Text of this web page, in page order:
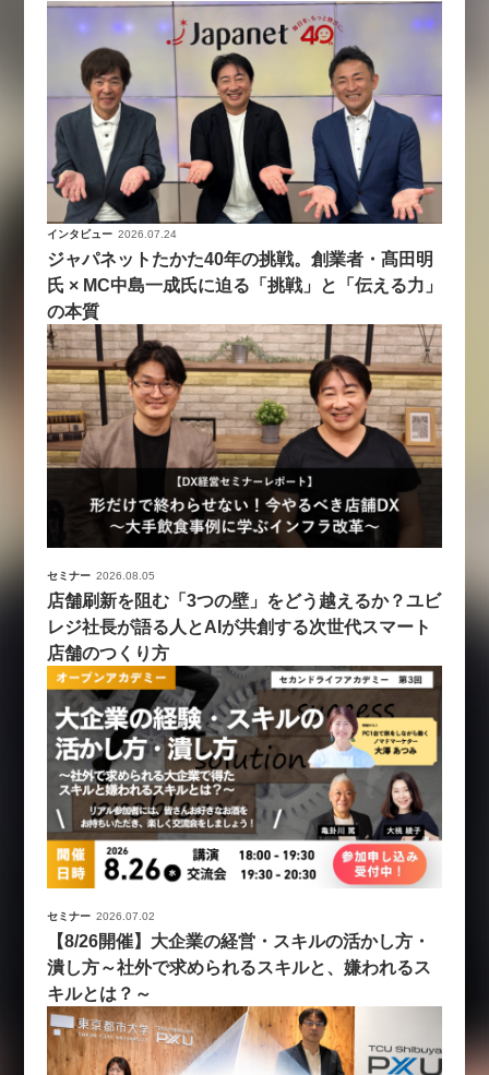
インタビュー 2026.07.24
ジャパネットたかた40年の挑戦。創業者・髙田明
氏 × MC中島一成氏に迫る「挑戦」と「伝える力」
の本質
セミナー 2026.08.05
店舗刷新を阻む「3つの壁」をどう越えるか？ユビ
レジ社長が語る人とAIが共創する次世代スマート
店舗のつくり方
セミナー 2026.07.02
【8/26開催】大企業の経営・スキルの活かし方・
潰し方～社外で求められるスキルと、嫌われるス
キルとは？～